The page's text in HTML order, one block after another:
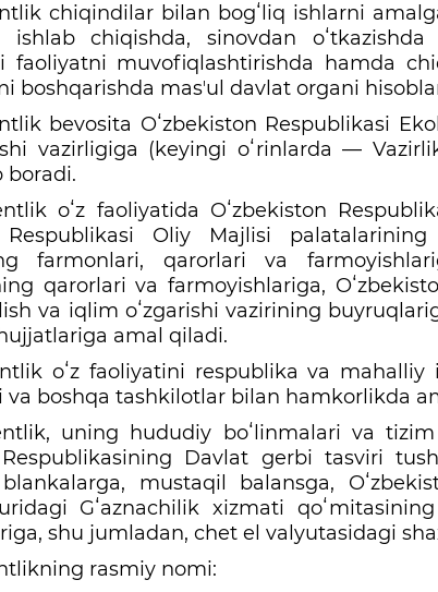
chiqindilar bilan bogʻliq ishlarni
ishlab chiqishda, sinovdan
faoliyatni muvofiqlashtirishda hamda
boshqarishda masʼul davlat organi
bevosita Oʻzbekiston Respublikasi
vazirligiga (keyingi oʻrinlarda —
boradi.
oʻz faoliyatida Oʻzbekiston
Respublikasi Oliy Majlisi palatalarining
farmonlari, qarorlari va
qarorlari va farmoyishlariga,
va iqlim oʻzgarishi vazirining
amal qiladi.
oʻz faoliyatini respublika va
va boshqa tashkilotlar bilan hamkorlikda
uning hududiy boʻlinmalari va
Respublikasining Davlat gerbi tasviri
mustaqil balansga,
Gʻaznachilik xizmati
shu jumladan, chet el valyutasidagi
rasmiy nomi: